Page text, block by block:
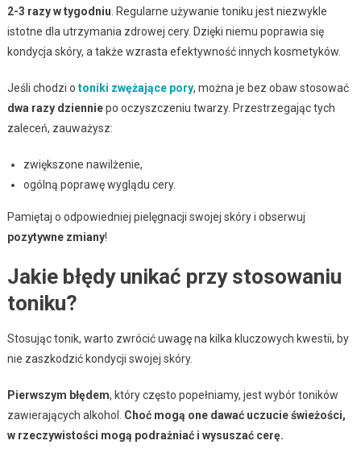
2-3 razy w tygodniu . Regularne używanie toniku jest niezwykle
istotne dla utrzymania zdrowej cery. Dzięki niemu poprawia się
kondycja skóry, a także wzrasta efektywność innych kosmetyków.
Jeśli chodzi o toniki zwężające pory, można je bez obaw stosować
dwa razy dzienniepo oczyszczeniu twarzy. Przestrzegając tych
zaleceń, zauważysz:
zwiększone nawilżenie,
ogólną poprawę wyglądu cery.
Pamiętaj o odpowiedniej pielęgnacji swojej skóry i obserwuj
pozytywne zmiany!
Jakie błędy unikać przy stosowaniu
toniku?
Stosując tonik, warto zwrócić uwagę na kilka kluczowych kwestii, by
nie zaszkodzić kondycji swojej skóry.
Pierwszym błędem, który często popełniamy, jest wybór toników
zawierających alkohol. Choć mogą one dawać uczucie świeżości,
w rzeczywistości mogą podrażniać i wysuszać cerę.